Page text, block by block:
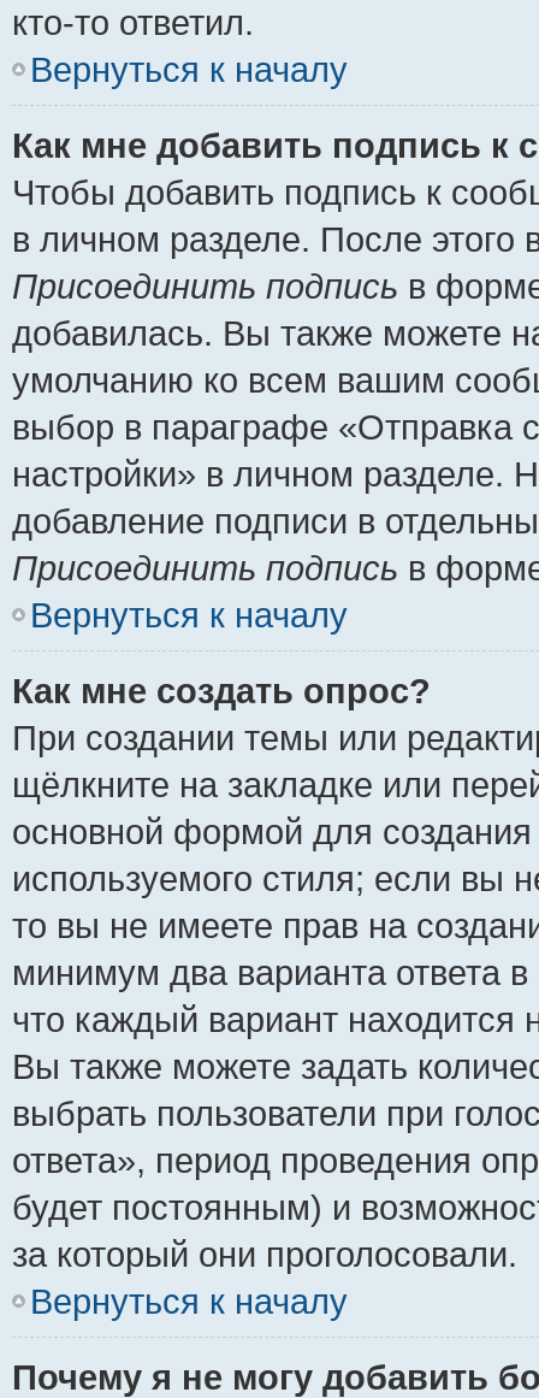
кто-то ответил.
Вернуться к началу
Как мне добавить подпись к
Чтобы добавить подпись к
в личном разделе. После
Присоединить подпись в
добавилась. Вы также можете
умолчанию ко всем вашим
выбор в параграфе «Отправка
настройки» в личном разделе.
добавление подписи в
Присоединить подпись в
Вернуться к началу
Как мне создать опрос?
При создании темы или
щёлкните на закладке или
основной формой для
используемого стиля; если вы
то вы не имеете прав на
минимум два варианта ответа
что каждый вариант находится
Вы также можете задать
выбрать пользователи при
ответа», период проведения
будет постоянным) и
за который они проголосовали.
Вернуться к началу
Почему я не могу добавить